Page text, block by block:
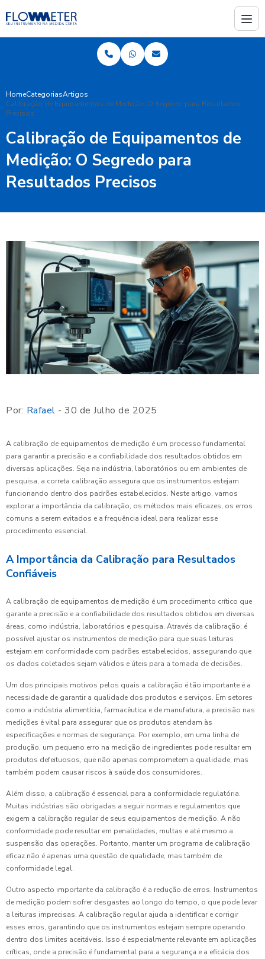
HomeCategoriasArtigos
Calibração de Equipamentos de Medição: O Segredo para Resultados
Precisos
Calibração de Equipamentos de
Medição: O Segredo para
Resultados Precisos
Por: Rafael - 30 de Julho de 2025
A calibração de equipamentos de medição é um processo fundamental
para garantir a precisão e a confiabilidade dos resultados obtidos em
diversas aplicações. Seja na indústria, laboratórios ou em ambientes de
pesquisa, a correta calibração assegura que os instrumentos estejam
funcionando dentro dos padrões estabelecidos. Neste artigo, vamos
explorar a importância da calibração, os métodos mais eficazes, os erros
comuns a serem evitados e a frequência ideal para realizar esse
procedimento essencial.
A Importância da Calibração para Resultados
Confiáveis
A calibração de equipamentos de medição é um procedimento crítico que
garante a precisão e a confiabilidade dos resultados obtidos em diversas
áreas, como indústria, laboratórios e pesquisa. Através da calibração, é
possível ajustar os instrumentos de medição para que suas leituras
estejam em conformidade com padrões estabelecidos, assegurando que
os dados coletados sejam válidos e úteis para a tomada de decisões.
Um dos principais motivos pelos quais a calibração é tão importante é a
necessidade de garantir a qualidade dos produtos e serviços. Em setores
como a indústria alimentícia, farmacêutica e de manufatura, a precisão nas
medições é vital para assegurar que os produtos atendam às
especificações e normas de segurança. Por exemplo, em uma linha de
produção, um pequeno erro na medição de ingredientes pode resultar em
produtos defeituosos, que não apenas comprometem a qualidade, mas
também podem causar riscos à saúde dos consumidores.
Além disso, a calibração é essencial para a conformidade regulatória.
Muitas indústrias são obrigadas a seguir normas e regulamentos que
exigem a calibração regular de seus equipamentos de medição. A não
conformidade pode resultar em penalidades, multas e até mesmo a
suspensão das operações. Portanto, manter um programa de calibração
eficaz não é apenas uma questão de qualidade, mas também de
conformidade legal.
Outro aspecto importante da calibração é a redução de erros. Instrumentos
de medição podem sofrer desgastes ao longo do tempo, o que pode levar
a leituras imprecisas. A calibração regular ajuda a identificar e corrigir
esses erros, garantindo que os instrumentos estejam sempre operando
dentro dos limites aceitáveis. Isso é especialmente relevante em aplicações
críticas, onde a precisão é fundamental para a segurança e a eficácia dos